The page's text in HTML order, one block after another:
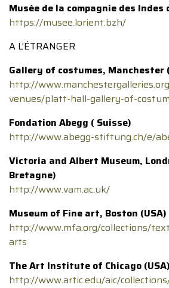
Musée de la compagnie des Indes
https://musee.lorient.bzh/
A L’ÉTRANGER
Gallery of costumes, Manchester
http://
venues/platt-hall-gallery-of-
Fondation Abegg ( Suisse)
http://www.abegg-stiftung.ch/e/
Victoria and Albert Museum,
Bretagne)
http://www.vam.ac.uk/
Museum of Fine art, Boston (USA)
http://www.mfa.org/collections/
arts
The Art Institute of Chicago (USA)
http://www.artic.edu/aic/